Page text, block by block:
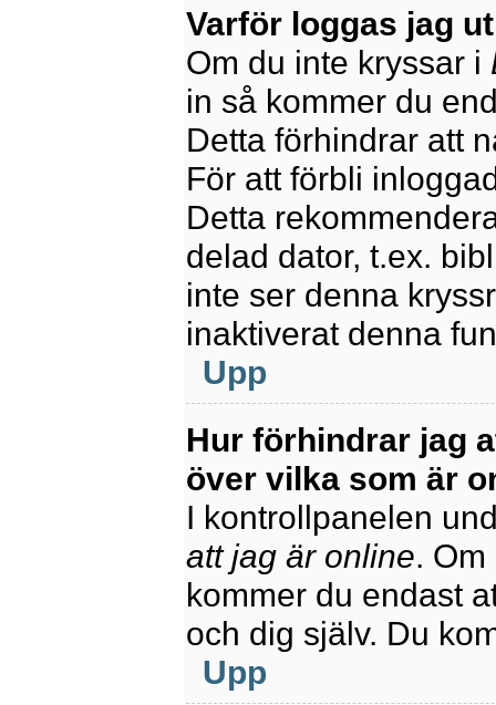
Varför loggas jag
Om du inte kryssar i
in så kommer du
Detta förhindrar att
För att förbli
Detta
delad dator, t.ex.
inte ser denna
inaktiverat denna
Upp
Hur förhindrar jag
över vilka som är
I kontrollpanelen
att jag är online.
kommer du endast
och dig själv. Du
Upp